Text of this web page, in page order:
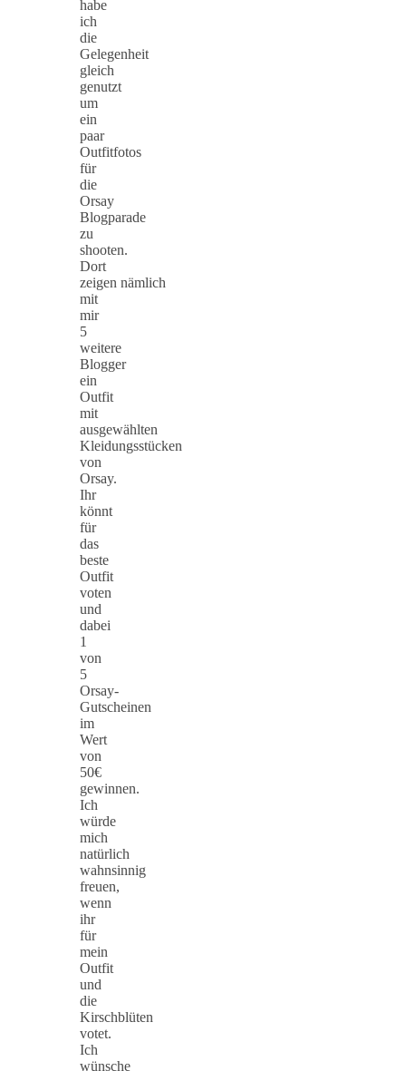
habe
ich
die
Gelegenheit
gleich
genutzt
um
ein
paar
Outfitfotos
für
die
Orsay
Blogparade
zu
shooten.
Dort
zeigen nämlich
mit
mir
5
weitere
Blogger
ein
Outfit
mit
ausgewählten
Kleidungsstücken
von
Orsay.
Ihr
könnt
für
das
beste
Outfit
voten
und
dabei
1
von
5
Orsay-
Gutscheinen
im
Wert
von
50€
gewinnen.
Ich
würde
mich
natürlich
wahnsinnig
freuen,
wenn
ihr
für
mein
Outfit
und
die
Kirschblüten
votet.
Ich
wünsche